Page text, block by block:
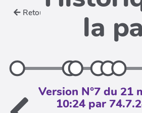
Retour la
Version N°7 du 21
10:24 par